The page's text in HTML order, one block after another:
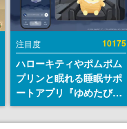
注目度 10175
ハローキティやポムポム
プリンと眠れる睡眠サポ
ートアプリ『ゆめたび』
が配信中。キャラごとの
ASMRや目覚ましアラー